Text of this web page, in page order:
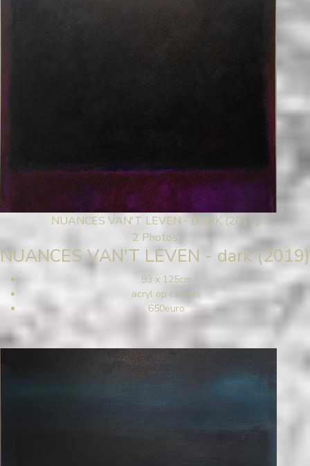
NUANCES VAN'T LEVEN - DARK (2019)
2 Photos
NUANCES VAN'T LEVEN - dark (2019)
93 x 125cm
acryl op canvas
650euro